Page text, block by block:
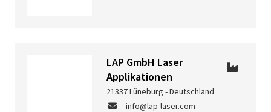
LAP GmbH Laser
Applikationen
21337 Lüneburg - Deutschland
info@lap-laser.com